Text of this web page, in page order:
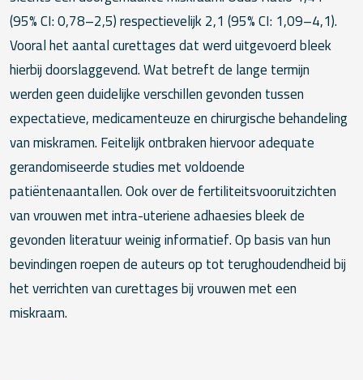
(95% CI: 0,78–2,5) respectievelijk 2,1 (95% CI: 1,09–4,1).
Vooral het aantal curettages dat werd uitgevoerd bleek
hierbij doorslaggevend. Wat betreft de lange termijn
werden geen duidelijke verschillen gevonden tussen
expectatieve, medicamenteuze en chirurgische behandeling
van miskramen. Feitelijk ontbraken hiervoor adequate
gerandomiseerde studies met voldoende
patiëntenaantallen. Ook over de fertiliteitsvooruitzichten
van vrouwen met intra-uteriene adhaesies bleek de
gevonden literatuur weinig informatief. Op basis van hun
bevindingen roepen de auteurs op tot terughoudendheid bij
het verrichten van curettages bij vrouwen met een
miskraam.